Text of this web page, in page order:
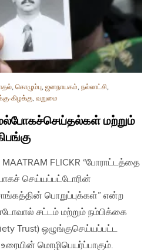
, கொழும்பு, ஜனநாயகம், நல்லாட்சி,
கிழக்கு, வறுமை
மற்றும்
MAATRAM FLICKR “போராட்டத்தை
செய்யப்பட்டோரின்
பொறுப்புக்கள்” என்ற
சட்டம் மற்றும் நம்பிக்கை
Trust) ஒழுங்குசெய்யப்பட்ட
மொழிபெயர்ப்பாகும்.